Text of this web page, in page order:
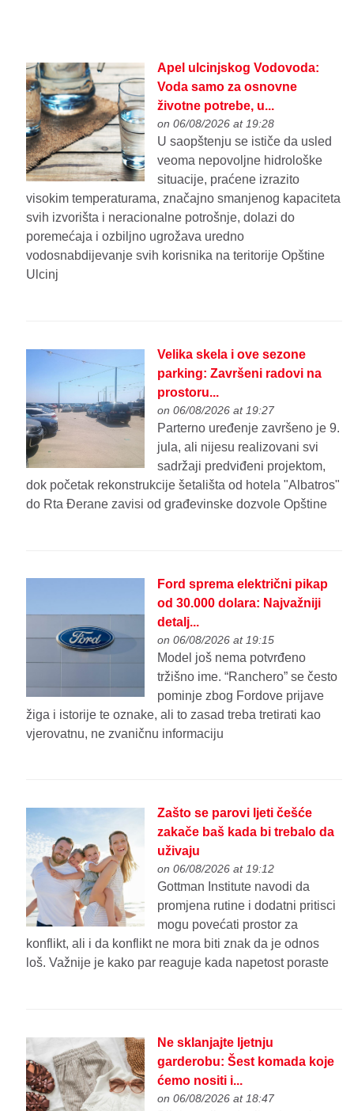
Apel ulcinjskog Vodovoda:
Voda samo za osnovne
životne potrebe, u...
on 06/08/2026 at 19:28
U saopštenju se ističe da usled
veoma nepovoljne hidrološke
situacije, praćene izrazito
visokim temperaturama, značajno smanjenog kapaciteta
svih izvorišta i neracionalne potrošnje, dolazi do
poremećaja i ozbiljno ugrožava uredno
vodosnabdijevanje svih korisnika na teritorije Opštine
Ulcinj
Velika skela i ove sezone
parking: Završeni radovi na
prostoru...
on 06/08/2026 at 19:27
Parterno uređenje završeno je 9.
jula, ali nijesu realizovani svi
sadržaji predviđeni projektom,
dok početak rekonstrukcije šetališta od hotela "Albatros"
do Rta Đerane zavisi od građevinske dozvole Opštine
Ford sprema električni pikap
od 30.000 dolara: Najvažniji
detalj...
on 06/08/2026 at 19:15
Model još nema potvrđeno
tržišno ime. “Ranchero” se često
pominje zbog Fordove prijave
žiga i istorije te oznake, ali to zasad treba tretirati kao
vjerovatnu, ne zvaničnu informaciju
Zašto se parovi ljeti češće
zakače baš kada bi trebalo da
uživaju
on 06/08/2026 at 19:12
Gottman Institute navodi da
promjena rutine i dodatni pritisci
mogu povećati prostor za
konflikt, ali i da konflikt ne mora biti znak da je odnos
loš. Važnije je kako par reaguje kada napetost poraste
Ne sklanjajte ljetnju
garderobu: Šest komada koje
ćemo nositi i...
on 06/08/2026 at 18:47